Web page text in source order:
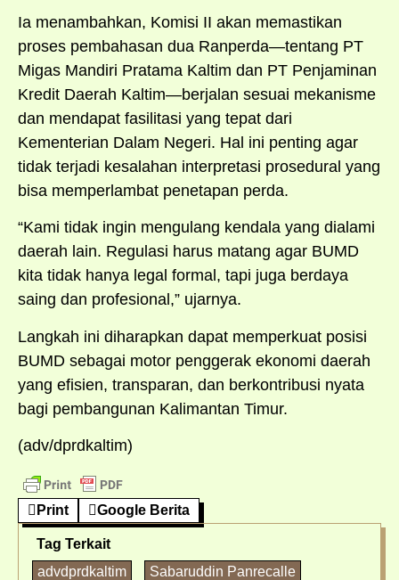
Ia menambahkan, Komisi II akan memastikan
proses pembahasan dua Ranperda—tentang PT
Migas Mandiri Pratama Kaltim dan PT Penjaminan
Kredit Daerah Kaltim—berjalan sesuai mekanisme
dan mendapat fasilitasi yang tepat dari
Kementerian Dalam Negeri. Hal ini penting agar
tidak terjadi kesalahan interpretasi prosedural yang
bisa memperlambat penetapan perda.
“Kami tidak ingin mengulang kendala yang dialami
daerah lain. Regulasi harus matang agar BUMD
kita tidak hanya legal formal, tapi juga berdaya
saing dan profesional,” ujarnya.
Langkah ini diharapkan dapat memperkuat posisi
BUMD sebagai motor penggerak ekonomi daerah
yang efisien, transparan, dan berkontribusi nyata
bagi pembangunan Kalimantan Timur.
(adv/dprdkaltim)
Print Google Berita
Tag Terkait
advdprdkaltim
Sabaruddin Panrecalle